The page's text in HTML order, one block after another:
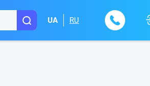
UA RU